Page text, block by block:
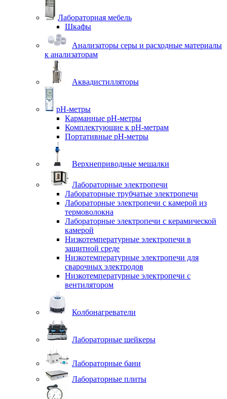
Лабораторная мебель
Шкафы
Анализаторы серы и расходные материалы
к анализаторам
Аквадистилляторы
pH-метры
Карманные pH-метры
Комплектующие к pH-метрам
Портативные pH-метры
Верхнеприводные мешалки
Лабораторные электропечи
Лабораторные трубчатые электропечи
Лабораторные электропечи с камерой из
термоволокна
Лабораторные электропечи с керамической
камерой
Низкотемпературные электропечи в
защитной среде
Низкотемпературные электропечи для
cварочных электродов
Низкотемпературные электропечи с
вентилятором
Колбонагреватели
Лабораторные шейкеры
Лабораторные бани
Лабораторные плиты